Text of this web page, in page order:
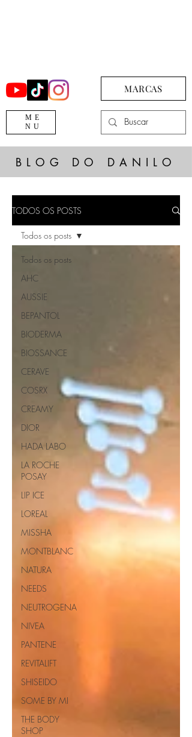
ME
NU
MARCAS
BLOG DO DANILO
TODOS OS POSTS
Todos os posts
AHC
AUSSIE
BEPANTOL
BIODERMA
BIOSSANCE
CERAVE
COSRX
CREAMY
DIOR
HADA LABO
LA ROCHE
POSAY
LIP ICE
LOREAL
MISSHA
MONTBLANC
NATURA
NEEDS
NEUTROGENA
NIVEA
PANTENE
REVITALIFT
SHISEIDO
SOME BY MI
THE BODY
SHOP
Todos os posts